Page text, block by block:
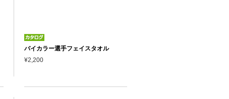
バイカラー選手フェイスタオル
¥2,200